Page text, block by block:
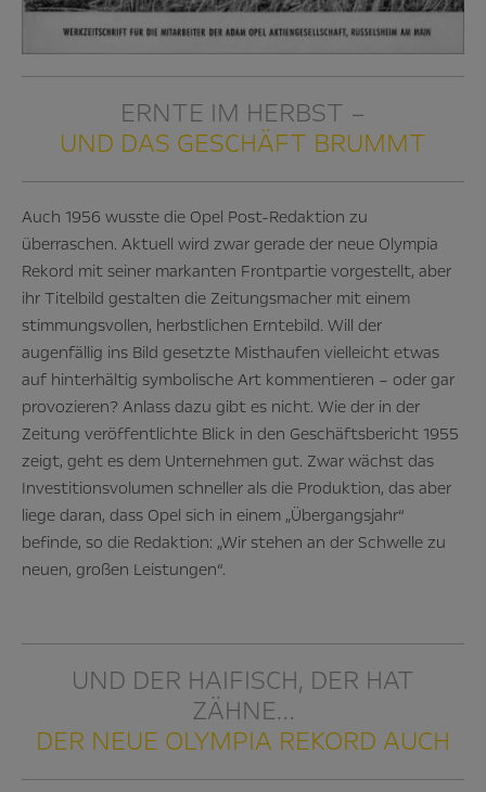
ERNTE IM HERBST –
UND DAS GESCHÄFT BRUMMT
Auch 1956 wusste die Opel Post-Redaktion zu
überraschen. Aktuell wird zwar gerade der neue Olympia
Rekord mit seiner markanten Frontpartie vorgestellt, aber
ihr Titelbild gestalten die Zeitungsmacher mit einem
stimmungsvollen, herbstlichen Erntebild. Will der
augenfällig ins Bild gesetzte Misthaufen vielleicht etwas
auf hinterhältig symbolische Art kommentieren – oder gar
provozieren? Anlass dazu gibt es nicht. Wie der in der
Zeitung veröffentlichte Blick in den Geschäftsbericht 1955
zeigt, geht es dem Unternehmen gut. Zwar wächst das
Investitionsvolumen schneller als die Produktion, das aber
liege daran, dass Opel sich in einem „Übergangsjahr“
befinde, so die Redaktion: „Wir stehen an der Schwelle zu
neuen, großen Leistungen“.
UND DER HAIFISCH, DER HAT
ZÄHNE…
DER NEUE OLYMPIA REKORD AUCH